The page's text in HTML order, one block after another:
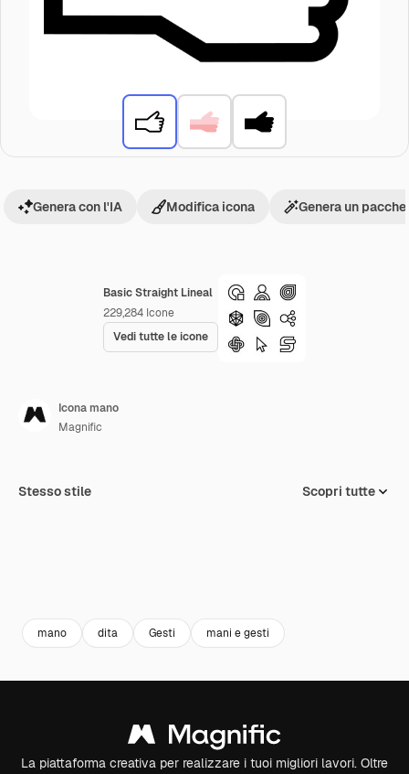
Basic Straight Lineal
229,284 Icone
Vedi tutte le icone
Genera con l'IA Modifica icona Genera un
Icona mano
Magnific
Stesso stile Scopri tutte
mano dita Gesti mani e gesti
La piattaforma creativa per realizzare i tuoi migliori lavori. Oltre